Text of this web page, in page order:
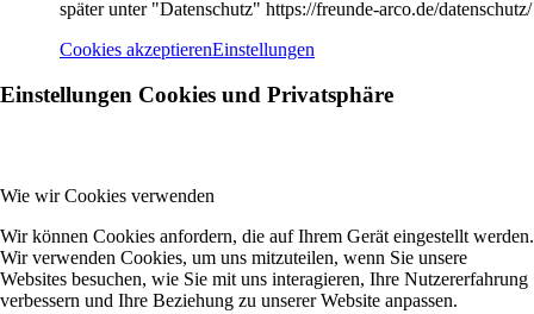
später unter "Datenschutz" https://freunde-arco.de/datenschutz/
Cookies akzeptierenEinstellungen
Einstellungen Cookies und Privatsphäre
Wie wir Cookies verwenden
Wir können Cookies anfordern, die auf Ihrem Gerät eingestellt werden.
Wir verwenden Cookies, um uns mitzuteilen, wenn Sie unsere
Websites besuchen, wie Sie mit uns interagieren, Ihre Nutzererfahrung
verbessern und Ihre Beziehung zu unserer Website anpassen.